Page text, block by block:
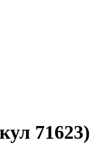
71623)